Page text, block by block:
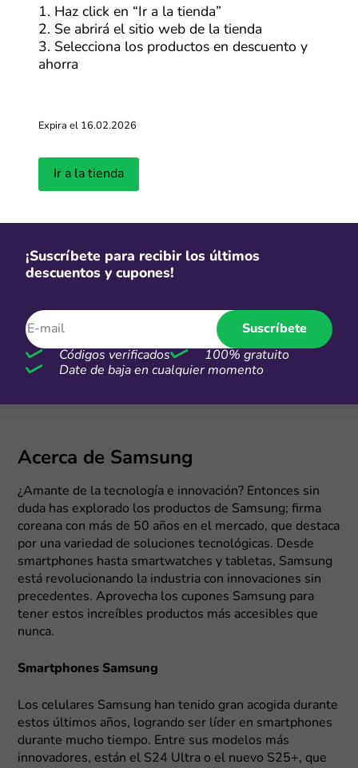
Acerca de Samsung
¿Amante de la tecnología e innovación? Entonces sin
duda has explorado los productos de Samsung; firma
coreana con más de 50 años en el mercado, que destaca
por una variedad de soluciones tecnológicas. Desde
smartphones hasta smartwatches y tabletas, Samsung
está revolucionando la industria con innovaciones sin
precedentes. Aprovecha los cupones Samsung para
tener estos increíbles productos más accesibles que
nunca.
Smartphones Samsung
Los celulares Samsung han tenido gran acogida durante
estos últimos años, logrando ser líder en smartphones
durante mucho tiempo. Entre sus modelos más
innovadores, están el S24 Ultra o el nuevo S25+, que
1. Haz click en “Ir a la tienda”
2. Se abrirá el sitio web de la tienda
3. Selecciona los productos en descuento y
ahorra
Expira el 16.02.2026
Ir a la tienda
¡Suscríbete para recibir los últimos
descuentos y cupones!
Suscríbete
Códigos verificados
100% gratuito
Date de baja en cualquier momento